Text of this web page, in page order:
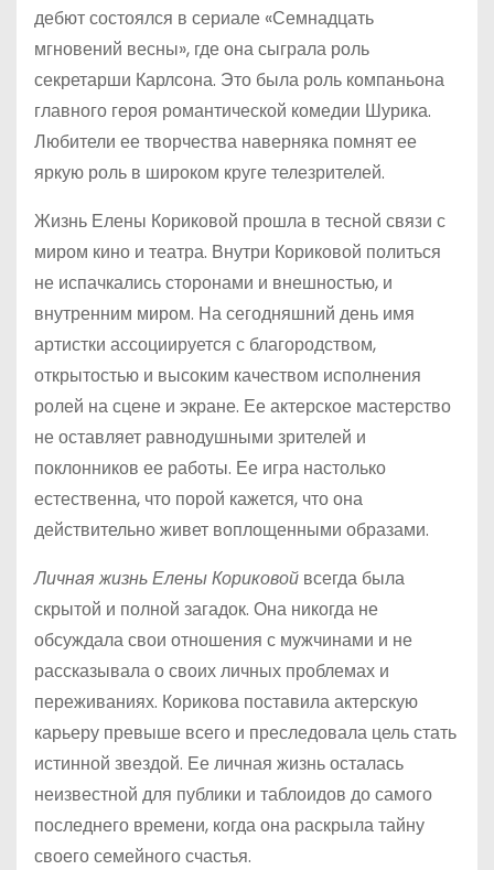
дебют состоялся в сериале «Семнадцать
мгновений весны», где она сыграла роль
секретарши Карлсона. Это была роль компаньона
главного героя романтической комедии Шурика.
Любители ее творчества наверняка помнят ее
яркую роль в широком круге телезрителей.
Жизнь Елены Кориковой прошла в тесной связи с
миром кино и театра. Внутри Кориковой политься
не испачкались сторонами и внешностью, и
внутренним миром. На сегодняшний день имя
артистки ассоциируется с благородством,
открытостью и высоким качеством исполнения
ролей на сцене и экране. Ее актерское мастерство
не оставляет равнодушными зрителей и
поклонников ее работы. Ее игра настолько
естественна, что порой кажется, что она
действительно живет воплощенными образами.
Личная жизнь Елены Кориковой всегда была
скрытой и полной загадок. Она никогда не
обсуждала свои отношения с мужчинами и не
рассказывала о своих личных проблемах и
переживаниях. Корикова поставила актерскую
карьеру превыше всего и преследовала цель стать
истинной звездой. Ее личная жизнь осталась
неизвестной для публики и таблоидов до самого
последнего времени, когда она раскрыла тайну
своего семейного счастья.